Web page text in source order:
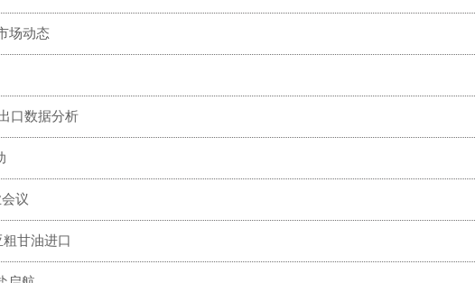
场动态
口数据分析
议
甘油进口